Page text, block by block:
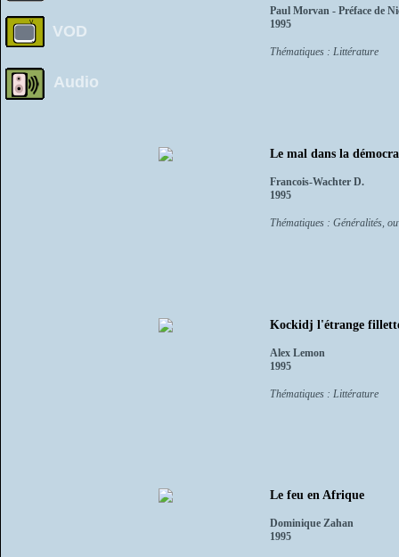
VOD
Audio
Paul Morvan - Préface de
1995
Thématiques : Littérature
Le mal dans la
Francois-Wachter D.
1995
Thématiques : Généralités,
Kockidj l'étrange
Alex Lemon
1995
Thématiques : Littérature
Le feu en Afrique
Dominique Zahan
1995